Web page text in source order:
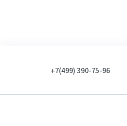
+7(499) 390-75-96